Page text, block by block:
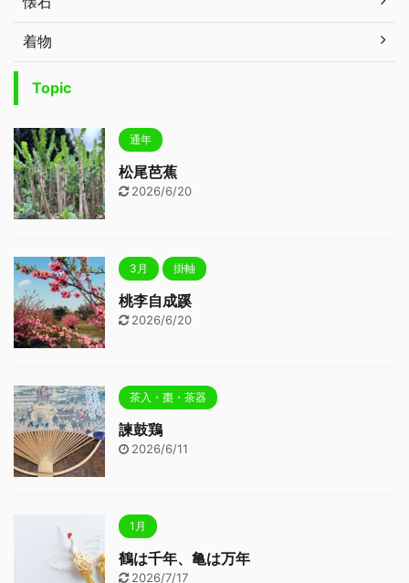
着物
Topic
通年
松尾芭蕉
2026/6/20
3月 掛軸
桃李自成蹊
2026/6/20
茶入・棗・茶器
諫鼓鶏
2026/6/11
1月
鶴は千年、亀は万年
2026/7/17